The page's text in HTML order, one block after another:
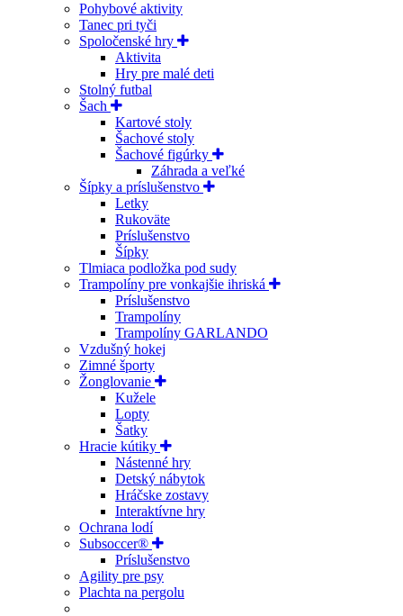
Pohybové aktivity
Tanec pri tyči
Spoločenské hry
Aktivita
Hry pre malé deti
Stolný futbal
Šach
Kartové stoly
Šachové stoly
Šachové figúrky
Záhrada a veľké
Šípky a príslušenstvo
Letky
Rukoväte
Príslušenstvo
Šípky
Tlmiaca podložka pod sudy
Trampolíny pre vonkajšie ihriská
Príslušenstvo
Trampolíny
Trampolíny GARLANDO
Vzdušný hokej
Zimné športy
Žonglovanie
Kužele
Lopty
Šatky
Hracie kútiky
Nástenné hry
Detský nábytok
Hráčske zostavy
Interaktívne hry
Ochrana lodí
Subsoccer®
Príslušenstvo
Agility pre psy
Plachta na pergolu